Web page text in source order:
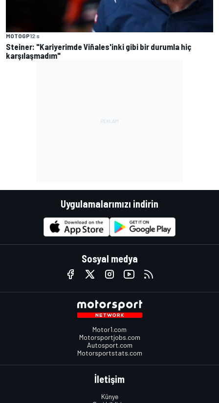
MOTOGP12 s
Steiner: "Kariyerimde Viñales'inki gibi bir durumla hiç
karşılaşmadım"
Uygulamalarımızı indirin
Sosyal medya
Motor1.com
Motorsportjobs.com
Autosport.com
Motorsportstats.com
İletişim
Künye